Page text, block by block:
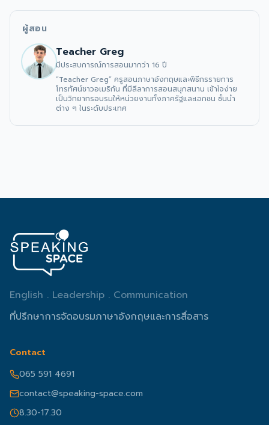
ผู้สอน
Teacher Greg
มีประสบการณ์การสอนมากว่า 16 ปี
“Teacher Greg” ครูสอนภาษาอังกฤษและพิธีกรรายการ
โทรทัศน์ชาวอเมริกัน ที่มีลีลาการสอนสนุกสนาน เข้าใจง่าย
เป็นวิทยากรอบรมให้หน่วยงานทั้งภาครัฐและเอกชน ชั้นนำ
ต่าง ๆ ในระดับประเทศ
English . Leadership . Communication
ที่ปรึกษาการจัดอบรมภาษาอังกฤษและการสื่อสาร
Contact
065 591 4691
contact@speaking-space.com
8.30-17.30